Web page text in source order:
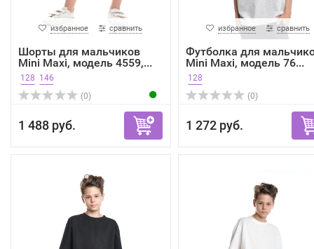
избранное сравнить
Шорты для мальчиков
Mini Maxi, модель 4559,...
128 146
(0)
1 488 руб.
избранное сравнить
Футболка для
Mini Maxi, модель 76...
128
(0)
1 272 руб.